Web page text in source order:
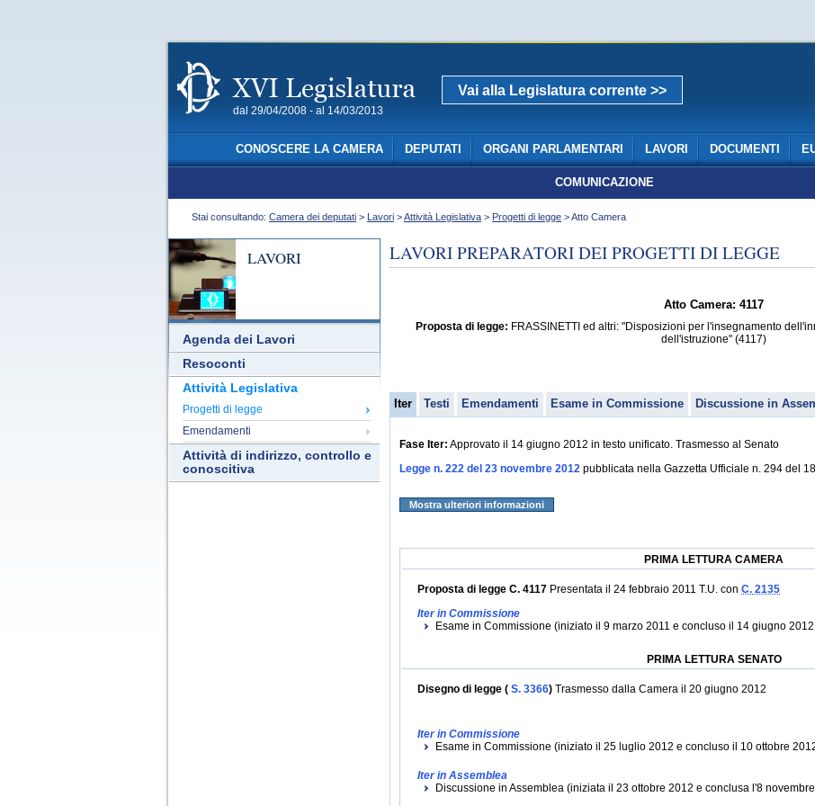
dal 29/04/2008 - al 14/03/2013
Vai alla Legislatura corrente >>
CONOSCERE LA CAMERA DEPUTATI ORGANI PARLAMENTARI LAVORI DOCUMENTI
COMUNICAZIONE
Stai consultando: Camera dei deputati > Lavori >Attività Legislativa > Progetti di legge > Atto Camera
LAVORI
Agenda dei Lavori
Resoconti
Attività Legislativa
Progetti di legge
Emendamenti
Attività di indirizzo, controllo e
conoscitiva
LAVORI PREPARATORI DEI PROGETTI DI LEGGE
Atto Camera: 4117
Proposta di legge: FRASSINETTI ed altri: "Disposizioni per l'insegnamento
dell'istruzione" (4117)
Iter Testi Emendamenti Esame in Commissione Discussione in
Fase Iter: Approvato il 14 giugno 2012 in testo unificato. Trasmesso al Senato
Legge n. 222 del 23 novembre 2012 pubblicata nella Gazzetta Ufficiale n. 294 del
Mostra ulteriori informazioni
PRIMA LETTURA CAMERA
Proposta di legge C. 4117 Presentata il 24 febbraio 2011 T.U. con C. 2135
Iter in Commissione
Esame in Commissione (iniziato il 9 marzo 2011 e concluso il 14 giugno
PRIMA LETTURA SENATO
Disegno di legge ( S. 3366) Trasmesso dalla Camera il 20 giugno 2012
Iter in Commissione
Esame in Commissione (iniziato il 25 luglio 2012 e concluso il 10 ottobre
Iter in Assemblea
Discussione in Assemblea (iniziata il 23 ottobre 2012 e conclusa l'8